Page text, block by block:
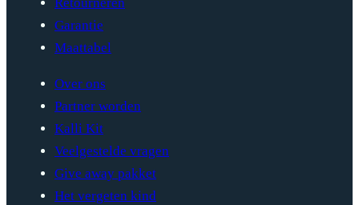
Retourneren
Garantie
Maattabel
Over ons
Partner worden
Kalli Kit
Veelgestelde vragen
Give away pakket
Het vergeten kind